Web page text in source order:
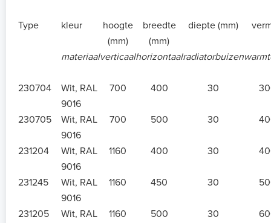
Type kleur
hoogte
(mm)
breedte
(mm)
diepte (mm)
materiaalverticaalhorizontaalradiatorbuizen
230704
Wit, RAL
9016
700 400 30
230705
Wit, RAL
9016
700 500 30
231204
Wit, RAL
9016
1160 400 30
231245
Wit, RAL
9016
1160 450 30
231205
Wit, RAL
1160 500 30